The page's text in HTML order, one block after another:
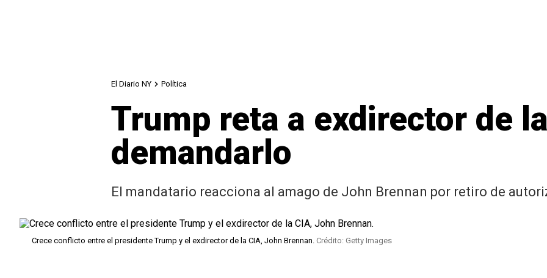
El Diario NY Política
Trump reta a exdirector de
demandarlo
El mandatario reacciona al amago de John Brennan por retiro de
Crece conflicto entre el presidente Trump y el exdirector de la CIA, John Brennan. Crédito: Getty Images